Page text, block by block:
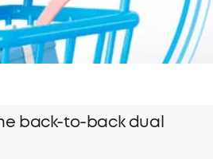
back-to-back dual